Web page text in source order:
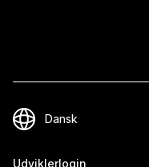
Udviklerlogin